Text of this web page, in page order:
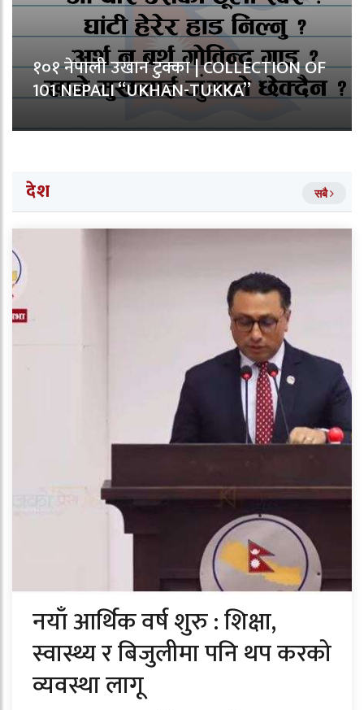
१०१ नेपाली उखान टुक्का | COLLECTION OF
101 NEPALI “UKHAN-TUKKA”
देश सबै
नयाँ आर्थिक वर्ष शुरु : शिक्षा,
स्वास्थ्य र बिजुलीमा पनि थप करको
व्यवस्था लागू